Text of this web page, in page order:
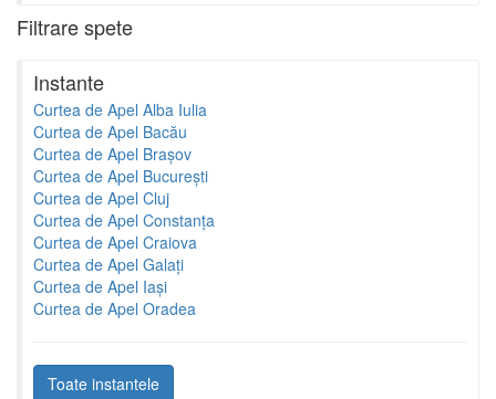
Filtrare spete
Instante
Curtea de Apel Alba Iulia
Curtea de Apel Bacău
Curtea de Apel Brașov
Curtea de Apel București
Curtea de Apel Cluj
Curtea de Apel Constanța
Curtea de Apel Craiova
Curtea de Apel Galați
Curtea de Apel Iași
Curtea de Apel Oradea
Toate instantele